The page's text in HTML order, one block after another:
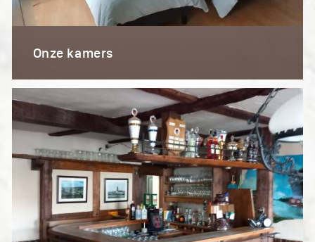
Onze kamers